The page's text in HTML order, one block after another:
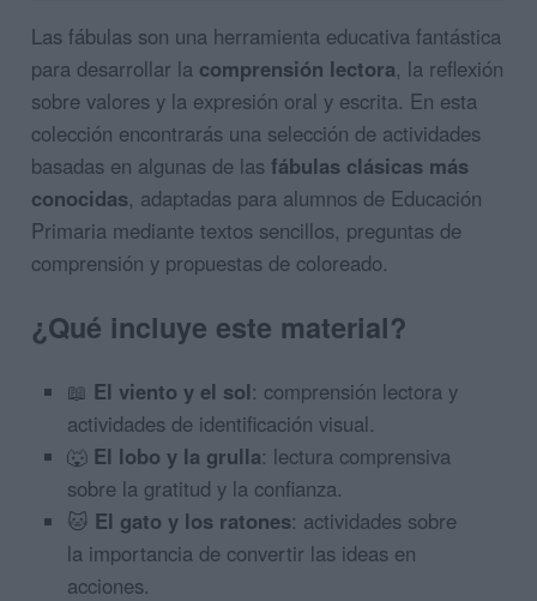
Las fábulas son una herramienta educativa fantástica
para desarrollar la comprensión lectora, la reflexión
sobre valores y la expresión oral y escrita. En esta
colección encontrarás una selección de actividades
basadas en algunas de las fábulas clásicas más
conocidas, adaptadas para alumnos de Educación
Primaria mediante textos sencillos, preguntas de
comprensión y propuestas de coloreado.
¿Qué incluye este material?
📖 El viento y el sol: comprensión lectora y
actividades de identificación visual.
🐺 El lobo y la grulla: lectura comprensiva
sobre la gratitud y la confianza.
🐱 El gato y los ratones: actividades sobre
la importancia de convertir las ideas en
acciones.